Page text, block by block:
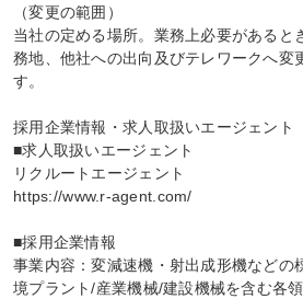
（変更の範囲）
当社の定める場所。業務上必要があると
務地、他社への出向及びテレワークへ変
す。
採用企業情報・求人取扱いエージェント
■求人取扱いエージェント
リクルートエージェント
https://www.r-agent.com/
■採用企業情報
事業内容：変減速機・射出成形機などの
境プラント/産業機械/建設機械を含む各領